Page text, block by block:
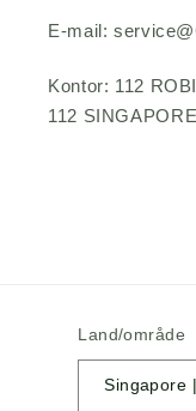
E-mail:
Kontor: 112
112
Land/område